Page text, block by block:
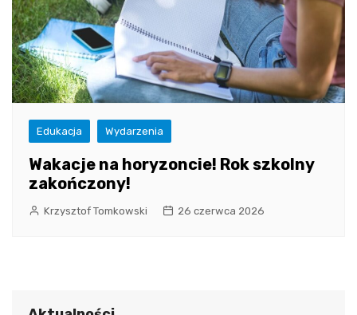
Edukacja Wydarzenia
Wakacje na horyzoncie! Rok szkolny
zakończony!
Krzysztof Tomkowski 26 czerwca 2026